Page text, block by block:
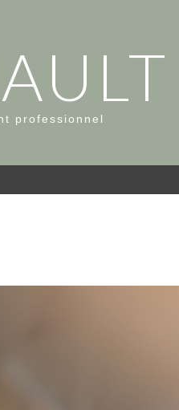
professionnel